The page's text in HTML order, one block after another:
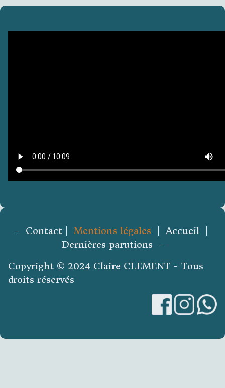
- Contact | Mentions légales | Accueil |
Dernières parutions -
Copyright © 2024 Claire CLEMENT - Tous
droits réservés